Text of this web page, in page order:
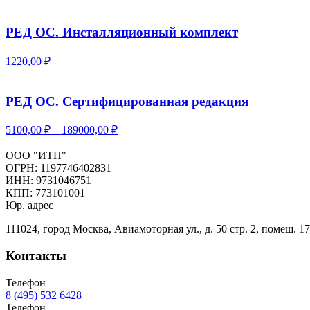
РЕД ОС. Инсталляционный комплект
1220,00 ₽
РЕД ОС. Сертифицированная редакция
5100,00 ₽ – 189000,00 ₽
ООО "ИТП"
ОГРН: 1197746402831
ИНН: 9731046751
КПП: 773101001
Юр. адрес
111024, город Москва, Авиамоторная ул., д. 50 стр. 2, помещ.
Контакты
Телефон
8 (495) 532 6428
Телефон